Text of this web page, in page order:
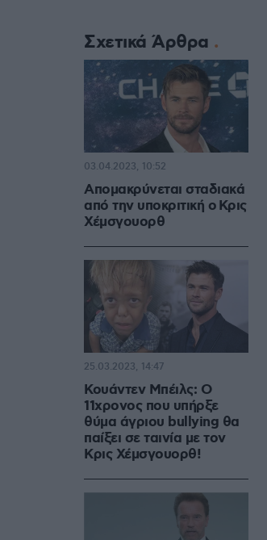
Σχετικά Άρθρα
Απομακρύνεται σταδιακά
από την υποκριτική ο Κρις
Χέμσγουορθ
03.04.2023, 10:52
Κουάντεν Μπέιλς: Ο
11χρονος που υπήρξε
θύμα άγριου bullying θα
παίξει σε ταινία με τον
Κρις Χέμσγουορθ!
25.03.2023, 14:47